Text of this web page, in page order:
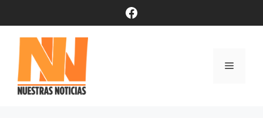
contenido
Facebook
Menú